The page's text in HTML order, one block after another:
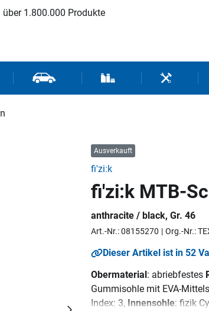
über 1.800.000 Produkte
und Rollerteile
Fahrzeugteile und ZubehörVerbrauchsmaterial /
Ausverkauft
fi'zi:k
fi'zi:k MTB-
anthracite / black, Gr. 46
Art.-Nr.: 08155270 Org.-Nr.:
Dieser Artikel ist in 52
Obermaterial: abriebfestes
Gummisohle mit EVA-
Index: 3, Innensohle: fizik